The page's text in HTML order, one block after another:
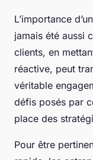
L’importance
jamais été aussi
clients, en
réactive, peut
véritable
défis posés par
place des
Pour être